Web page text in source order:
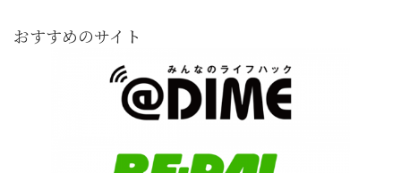
おすすめのサイト